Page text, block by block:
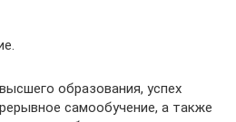
образования, успех
самообучение, а также